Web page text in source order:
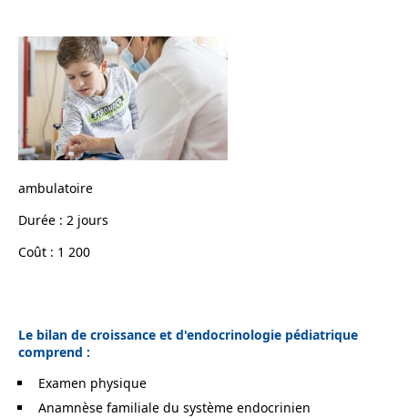
ambulatoire
Durée : 2 jours
Coût : 1 200
Le bilan de croissance et d'endocrinologie pédiatrique
comprend :
Examen physique
Anamnèse familiale du système endocrinien